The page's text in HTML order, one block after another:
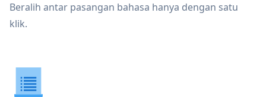
Beralih antar pasangan bahasa hanya dengan satu
klik.